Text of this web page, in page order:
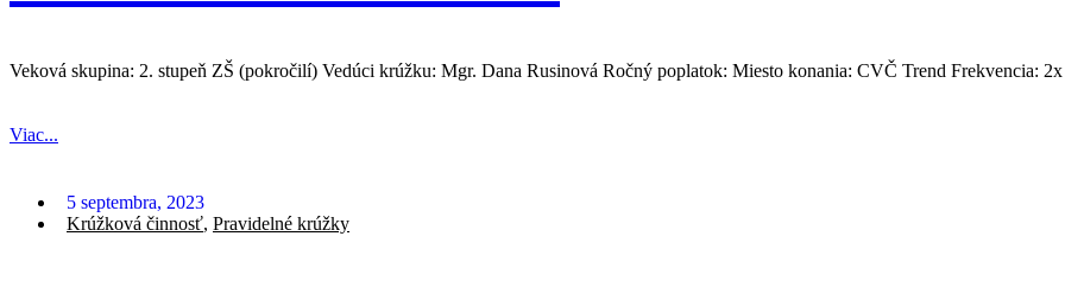
Veková skupina: 2. stupeň ZŠ (pokročilí) Vedúci krúžku: Mgr. Dana Rusinová Ročný poplatok: Miesto konania: CVČ Trend Frekvencia:
Viac...
5 septembra, 2023
Krúžková činnosť, Pravidelné krúžky